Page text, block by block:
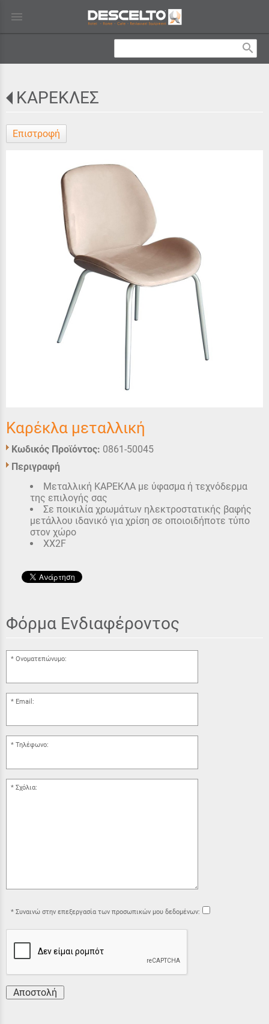
menu
search
ΚΑΡΕΚΛΕΣ
Επιστροφή
Καρέκλα μεταλλική
Κωδικός Προϊόντος: 0861-50045
Περιγραφή
Μεταλλική ΚΑΡΕΚΛΑ με ύφασμα ή τεχνόδερμα
της επιλογής σας
Σε ποικιλία χρωμάτων ηλεκτροστατικής βαφής
μετάλλου ιδανικό για χρίση σε οποιοιδήποτε τύπο
στον χώρο
XX2F
Φόρμα Ενδιαφέροντος
Ονοματεπώνυμο:
Email:
Τηλέφωνο:
Σχόλια:
Συναινώ στην επεξεργασία των προσωπικών μου δεδομένων:
Αποστολή